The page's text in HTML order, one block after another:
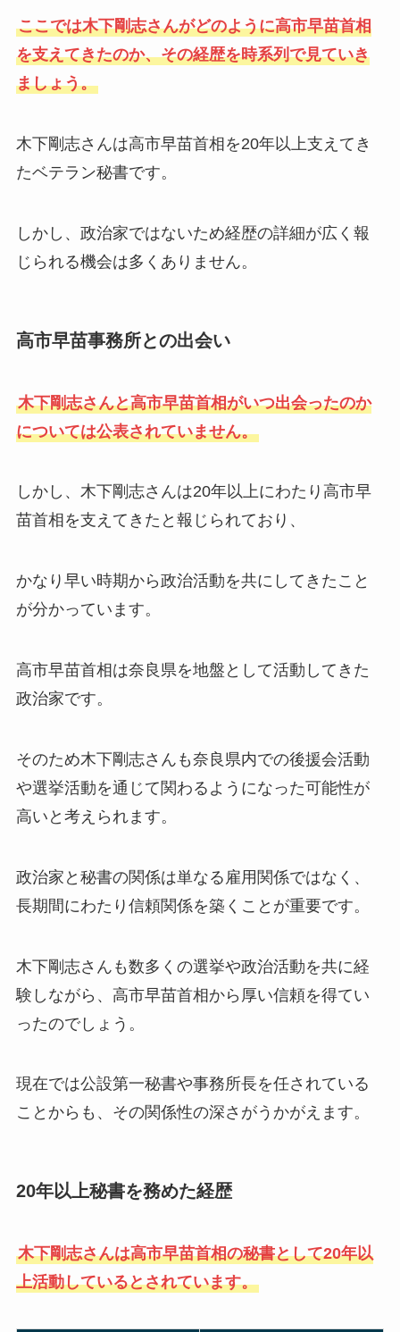
ここでは木下剛志さんがどのように高市早苗首相
を支えてきたのか、その経歴を時系列で見ていき
ましょう。
木下剛志さんは高市早苗首相を20年以上支えてき
たベテラン秘書です。
しかし、政治家ではないため経歴の詳細が広く報
じられる機会は多くありません。
高市早苗事務所との出会い
木下剛志さんと高市早苗首相がいつ出会ったのか
については公表されていません。
しかし、木下剛志さんは20年以上にわたり高市早
苗首相を支えてきたと報じられており、
かなり早い時期から政治活動を共にしてきたこと
が分かっています。
高市早苗首相は奈良県を地盤として活動してきた
政治家です。
そのため木下剛志さんも奈良県内での後援会活動
や選挙活動を通じて関わるようになった可能性が
高いと考えられます。
政治家と秘書の関係は単なる雇用関係ではなく、
長期間にわたり信頼関係を築くことが重要です。
木下剛志さんも数多くの選挙や政治活動を共に経
験しながら、高市早苗首相から厚い信頼を得てい
ったのでしょう。
現在では公設第一秘書や事務所長を任されている
ことからも、その関係性の深さがうかがえます。
20年以上秘書を務めた経歴
木下剛志さんは高市早苗首相の秘書として20年以
上活動しているとされています。